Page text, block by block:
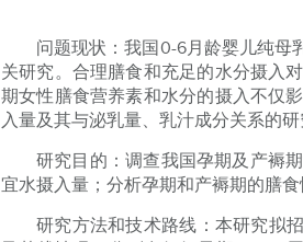
问题现状：我国0-6月龄婴儿纯母
关研究。合理膳食和充足的水分摄入
期女性膳食营养素和水分的摄入不仅
入量及其与泌乳量、乳汁成分关系的
研究目的：调查我国孕期及产褥
宜水摄入量；分析孕期和产褥期的膳
研究方法和技术路线：本研究拟